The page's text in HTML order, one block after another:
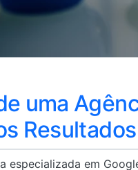
uma
especializada em